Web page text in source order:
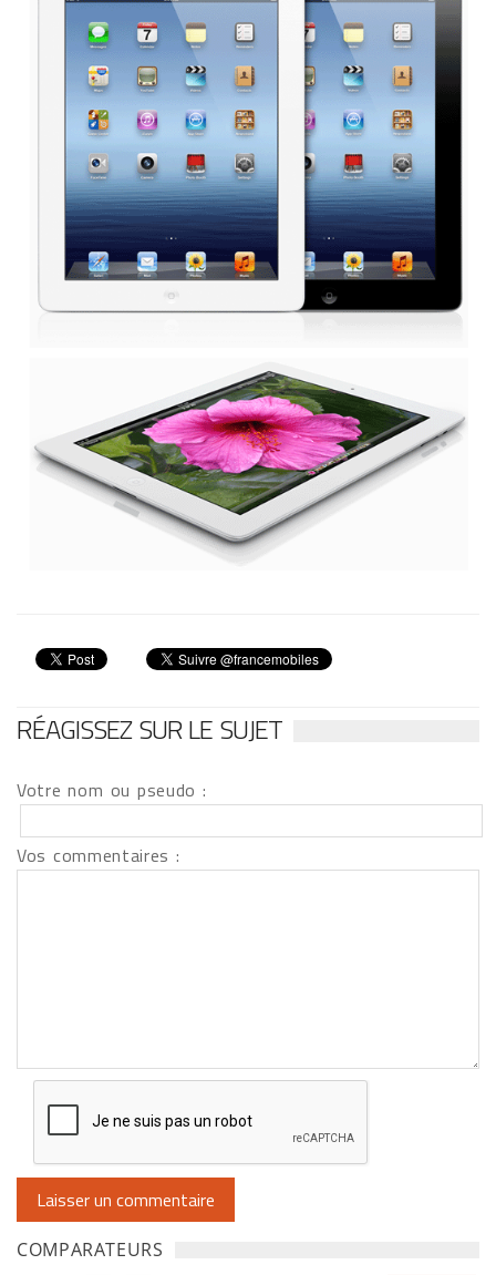
RÉAGISSEZ SUR LE SUJET
Votre nom ou pseudo :
Vos commentaires :
COMPARATEURS